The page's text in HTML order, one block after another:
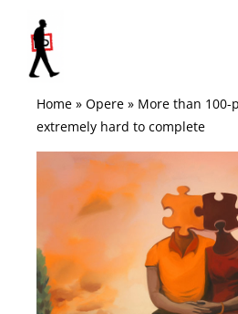
contenuto
Home» Opere» More than 100-
extremely hard to complete